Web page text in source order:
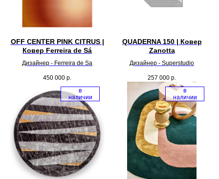
OFF CENTER PINK CITRUS |
Ковер Ferreira de Sá
Дизайнер - Ferreira de Sa
450 000 р.
QUADERNA 150 | Ковер
Zanotta
Дизайнер - Superstudio
257 000 р.
в
наличии
в
наличии